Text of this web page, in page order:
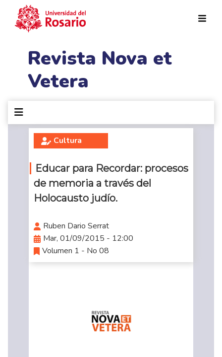
Revista Nova et
Vetera
Cultura
Educar para Recordar: procesos
de memoria a través del
Holocausto judío.
Ruben Dario Serrat
Mar, 01/09/2015 - 12:00
Volumen 1 - No 08